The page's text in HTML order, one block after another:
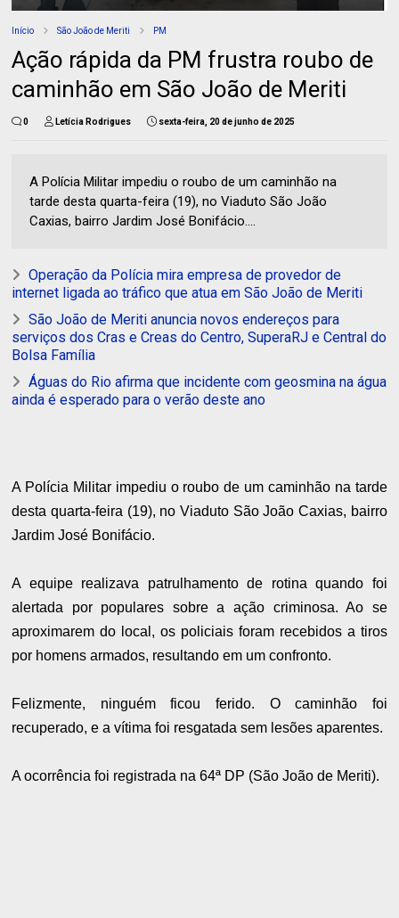
Início São João de Meriti PM
Ação rápida da PM frustra roubo de
caminhão em São João de Meriti
0 Letícia Rodrigues sexta-feira, 20 de junho de 2025
A Polícia Militar impediu o roubo de um caminhão na
tarde desta quarta-feira (19), no Viaduto São João
Caxias, bairro Jardim José Bonifácio....
Operação da Polícia mira empresa de provedor de
internet ligada ao tráfico que atua em São João de Meriti
São João de Meriti anuncia novos endereços para
serviços dos Cras e Creas do Centro, SuperaRJ e Central do
Bolsa Família
Águas do Rio afirma que incidente com geosmina na água
ainda é esperado para o verão deste ano
A Polícia Militar impediu o roubo de um caminhão na tarde
desta quarta-feira (19), no Viaduto São João Caxias, bairro
Jardim José Bonifácio.
A equipe realizava patrulhamento de rotina quando foi
alertada por populares sobre a ação criminosa. Ao se
aproximarem do local, os policiais foram recebidos a tiros
por homens armados, resultando em um confronto.
Felizmente, ninguém ficou ferido. O caminhão foi
recuperado, e a vítima foi resgatada sem lesões aparentes.
A ocorrência foi registrada na 64ª DP (São João de Meriti).